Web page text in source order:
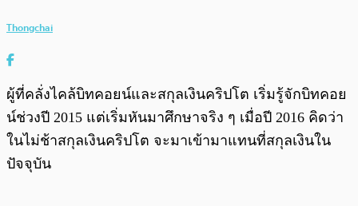
Thongchai
ผู้ที่คลั่งไคล้บิทคอยน์และสกุลเงินคริปโต เริ่มรู้จักบิทคอย
น์ช่วงปี 2015 แต่เริ่มหันมาศึกษาจริง ๆ เมื่อปี 2016 คิดว่า
ในไม่ช้าสกุลเงินคริปโต จะมาเข้ามาแทนที่สกุลเงินใน
ปัจจุบัน